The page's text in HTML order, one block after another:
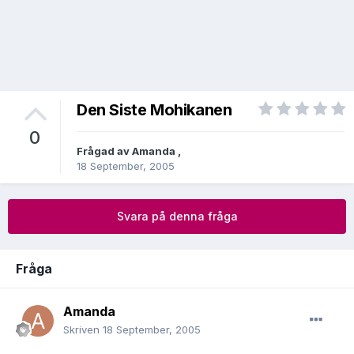
0
Den Siste Mohikanen
Frågad avAmanda ,
18 September, 2005
Svara på denna fråga
Fråga
Amanda
Skriven 18 September, 2005